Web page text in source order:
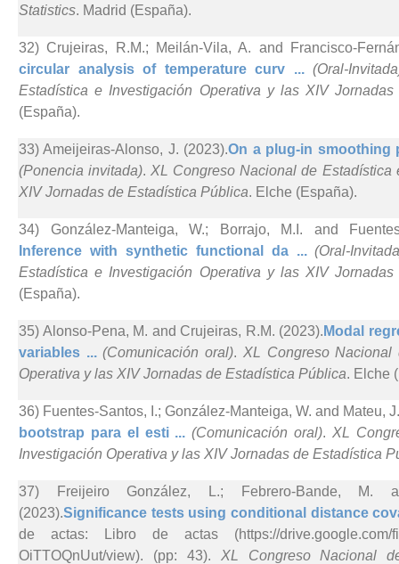
Statistics. Madrid (España).
32) Crujeiras, R.M.; Meilán-Vila, A. and Francisco-
circular analysis of temperature curv ... (Oral-
Estadística e Investigación Operativa y las XIV
(España).
33) Ameijeiras-Alonso, J. (2023).On a plug-in smoothing
(Ponencia invitada). XL Congreso Nacional de Estadística
XIV Jornadas de Estadística Pública. Elche (España).
34) González-Manteiga, W.; Borrajo, M.I. and
Inference with synthetic functional da ...(Oral-
Estadística e Investigación Operativa y las XIV
(España).
35) Alonso-Pena, M. and Crujeiras, R.M. (2023). Modal
variables ...(Comunicación oral). XL Congreso Nacional
Operativa y las XIV Jornadas de Estadística Pública. Elche
36) Fuentes-Santos, I.; González-Manteiga, W. and Mateu,
bootstrap para el esti ...(Comunicación oral). XL
Investigación Operativa y las XIV Jornadas de Estadística
37) Freijeiro González, L.; Febrero-Bande, M.
(2023).Significance tests using conditional distance
de actas: Libro de actas (https://drive.google.com/
OiTTOQnUut/view). (pp: 43). XL Congreso Nacional